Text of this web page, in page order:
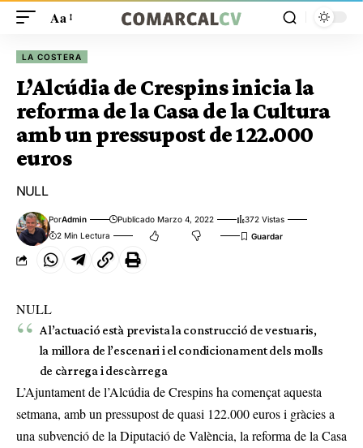
Aa
LA COSTERA
L’Alcúdia de Crespins inicia la
reforma de la Casa de la Cultura
amb un pressupost de 122.000
euros
NULL
PorAdmin Publicado Marzo 4, 2022
372 Vistas
2 Min Lectura
NULL
A l’actuació està prevista la construcció de vestuaris,
la millora de l’escenari i el condicionament dels molls
de càrrega i descàrrega
L’Ajuntament de l’Alcúdia de Crespins ha començat aquesta
setmana, amb un pressupost de quasi 122.000 euros i gràcies a
una subvenció de la Diputació de València, la reforma de la Casa